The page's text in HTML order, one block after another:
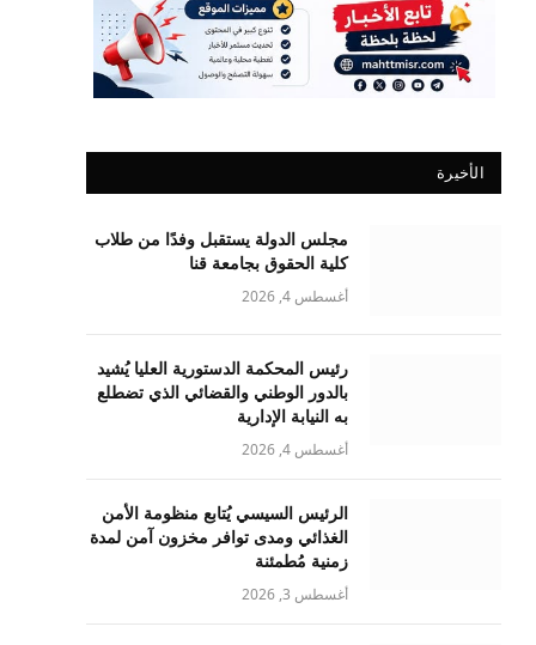
الأخيرة
مجلس الدولة يستقبل وفدًا من طلاب
كلية الحقوق بجامعة قنا
أغسطس 4, 2026
رئيس المحكمة الدستورية العليا يُشيد
بالدور الوطني والقضائي الذي تضطلع
به النيابة الإدارية
أغسطس 4, 2026
الرئيس السيسي يُتابع منظومة الأمن
الغذائي ومدى توافر مخزون آمن لمدة
زمنية مُطمئنة
أغسطس 3, 2026